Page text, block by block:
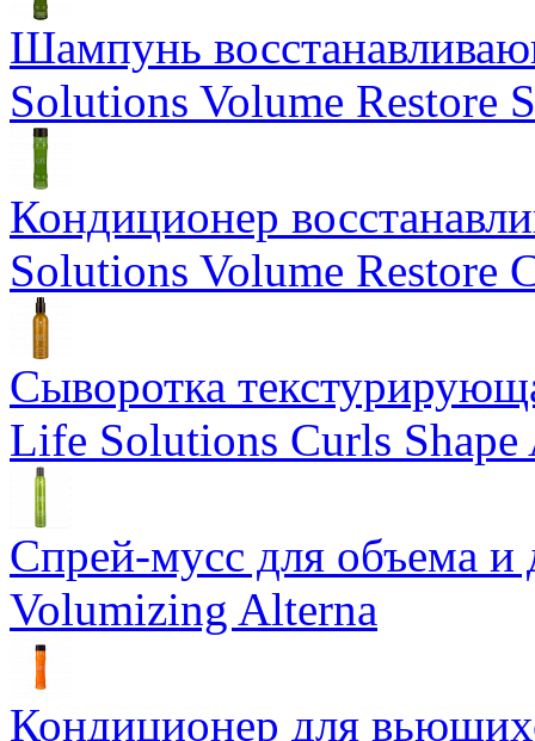
Шампунь
Solutions Volume Restore
Кондиционер
Solutions Volume Restore
Сыворотка
Life Solutions Curls
Спрей-мусс для объема и
Volumizing Alterna
Кондиционер для